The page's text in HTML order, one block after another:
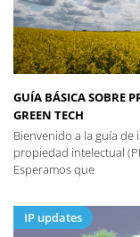
GUÍA BÁSICA SOBRE
GREEN TECH
Bienvenido a la guía
propiedad intelectual
Esperamos que
IP updates